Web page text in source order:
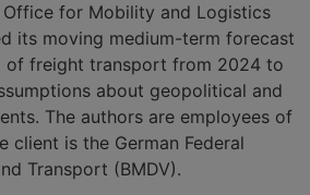
Office for Mobility and Logistics
its moving medium-term forecast
of freight transport from 2024 to
about geopolitical and
The authors are employees of
client is the German Federal
Transport (BMDV).